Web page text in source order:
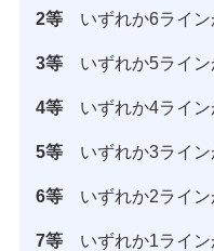
2等 いずれか6ライ
3等 いずれか5ライ
4等 いずれか4ライ
5等 いずれか3ライ
6等 いずれか2ライ
7等 いずれか1ライ